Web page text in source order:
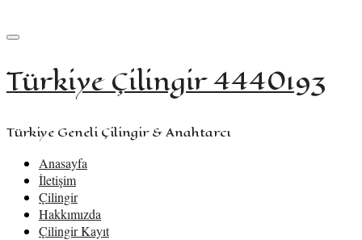
Türkiye Çilingir 4440193
Türkiye Geneli Çilingir & Anahtarcı
Anasayfa
İletişim
Çilingir
Hakkımızda
Çilingir Kayıt